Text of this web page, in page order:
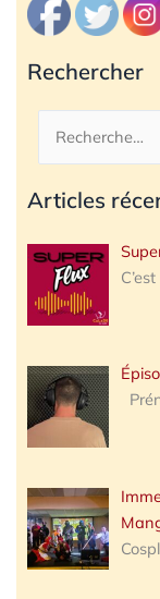
Rechercher
Rechercher :
Articles